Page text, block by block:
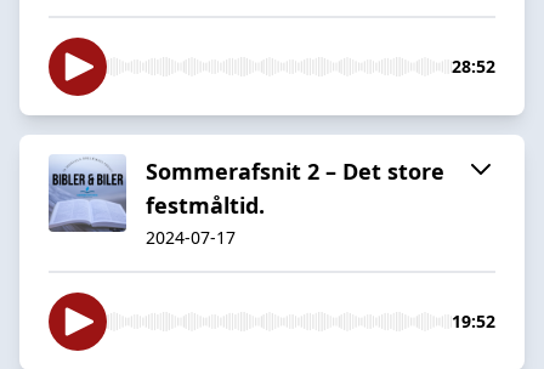
28:52
Sommerafsnit 2 – Det store
festmåltid.
2024-07-17
19:52